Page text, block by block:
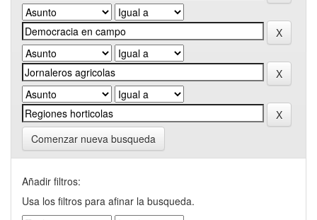
Comenzar nueva busqueda
Añadir filtros:
Usa los filtros para afinar la busqueda.